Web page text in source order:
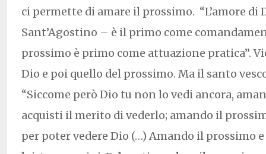
ci permette di amare il prossimo. “L’amore di
Sant’Agostino – è il primo come
prossimo è primo come attuazione pratica”.
Dio e poi quello del prossimo. Ma il santo
“Siccome però Dio tu non lo vedi ancora,
acquisti il merito di vederlo; amando il
per poter vedere Dio (…) Amando il prossimo